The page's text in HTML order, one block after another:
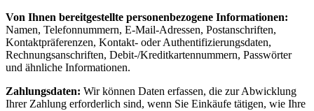
Von Ihnen bereitgestellte personenbezogene Informationen:
Namen, Telefonnummern, E-Mail-Adressen, Postanschriften,
Kontaktpräferenzen, Kontakt- oder Authentifizierungsdaten,
Rechnungsanschriften, Debit-/Kreditkartennummern, Passwörter
und ähnliche Informationen.
Zahlungsdaten: Wir können Daten erfassen, die zur Abwicklung
Ihrer Zahlung erforderlich sind, wenn Sie Einkäufe tätigen, wie Ihre